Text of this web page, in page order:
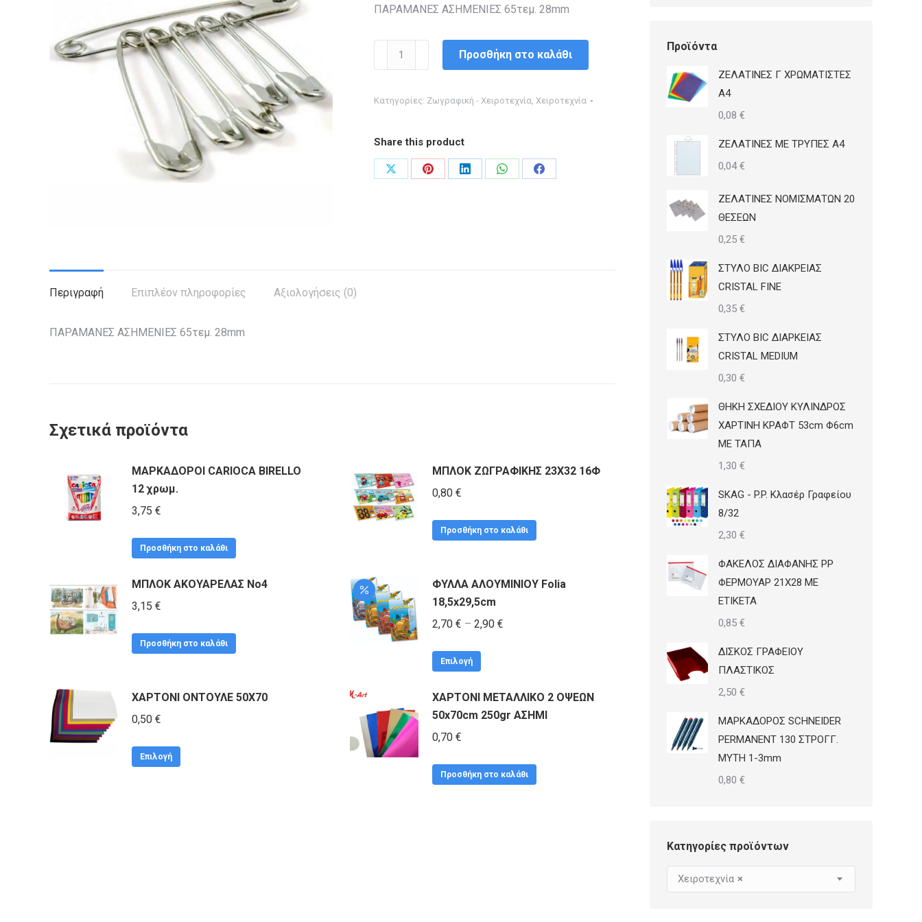
ΠΑΡΑΜΑΝΕΣ ΑΣΗΜΕΝΙΕΣ 65τεμ. 28mm
ΠΑΡΑΜΑΝΕΣ
ΑΣΗΜΕΝΙΕΣ
28mm
Προσθήκη στο καλάθι
Κατηγορίες: Ζωγραφική - Χειροτεχνία, Χειροτεχνία
Share this product
Share
Share
Share
Share
Share
Περιγραφή Επιπλέον πληροφορίες Αξιολογήσεις (0)
ΠΑΡΑΜΑΝΕΣ ΑΣΗΜΕΝΙΕΣ 65τεμ. 28mm
Σχετικά προϊόντα
ΜΑΡΚΑΔΟΡΟΙ CARIOCA BIRELLO
12 χρωμ.
3,75 €
Προσθήκη στο καλάθι
ΜΠΛΟΚ ΖΩΓΡΑΦΙΚΗΣ 23Χ32 16Φ
0,80 €
Προσθήκη στο καλάθι
ΜΠΛΟΚ ΑΚΟΥΑΡΕΛΑΣ Νο4
3,15 €
Προσθήκη στο καλάθι
ΦΥΛΛΑ ΑΛΟΥΜΙΝΙΟΥ Folia
18,5x29,5cm
2,70 € – 2,90 €Price
2,90 €
Επιλογή
προϊόν
έχει
Οι
ΧΑΡΤΟΝΙ ΟΝΤΟΥΛΕ 50Χ70
0,50 €
Επιλογή
ΧΑΡΤΟΝΙ ΜΕΤΑΛΛΙΚΟ 2 ΟΨΕΩΝ
50x70cm 250gr ΑΣΗΜΙ
0,70 €
Προσθήκη στο καλάθι
Προϊόντα
ΖΕΛΑΤΙΝΕΣ Γ ΧΡΩΜΑΤΙΣΤΕΣ
Α4
0,08 €
ΖΕΛΑΤΙΝΕΣ ΜΕ ΤΡΥΠΕΣ Α4
0,04€
ΖΕΛΑΤΙΝΕΣ ΝΟΜΙΣΜΑΤΩΝ 20
ΘΕΣΕΩΝ
0,25 €
ΣΤΥΛΟ BIC ΔΙΑΚΡΕΙΑΣ
CRISTAL FINE
0,35 €
ΣΤΥΛΟ BIC ΔΙΑΡΚΕΙΑΣ
CRISTAL MEDIUM
0,30 €
ΘΗΚΗ ΣΧΕΔΙΟΥ ΚΥΛΙΝΔΡΟΣ
ΧΑΡΤΙΝΗ ΚΡΑΦΤ 53cm Φ6cm
ΜΕ ΤΑΠΑ
1,30 €
SKAG - P.P. Κλασέρ Γραφείου
8/32
2,30 €
ΦΑΚΕΛΟΣ ΔΙΑΦΑΝΗΣ PP
ΦΕΡΜΟΥΑΡ 21Χ28 ΜΕ
ΕΤΙΚΕΤΑ
0,85 €
ΔΙΣΚΟΣ ΓΡΑΦΕΙΟΥ
ΠΛΑΣΤΙΚΟΣ
2,50 €
ΜΑΡΚΑΔΟΡΟΣ SCHNEIDER
PERMANENT 130 ΣΤΡΟΓΓ.
ΜΥΤΗ 1-3mm
0,80 €
Κατηγορίες προϊόντων
×
Χειροτεχνία